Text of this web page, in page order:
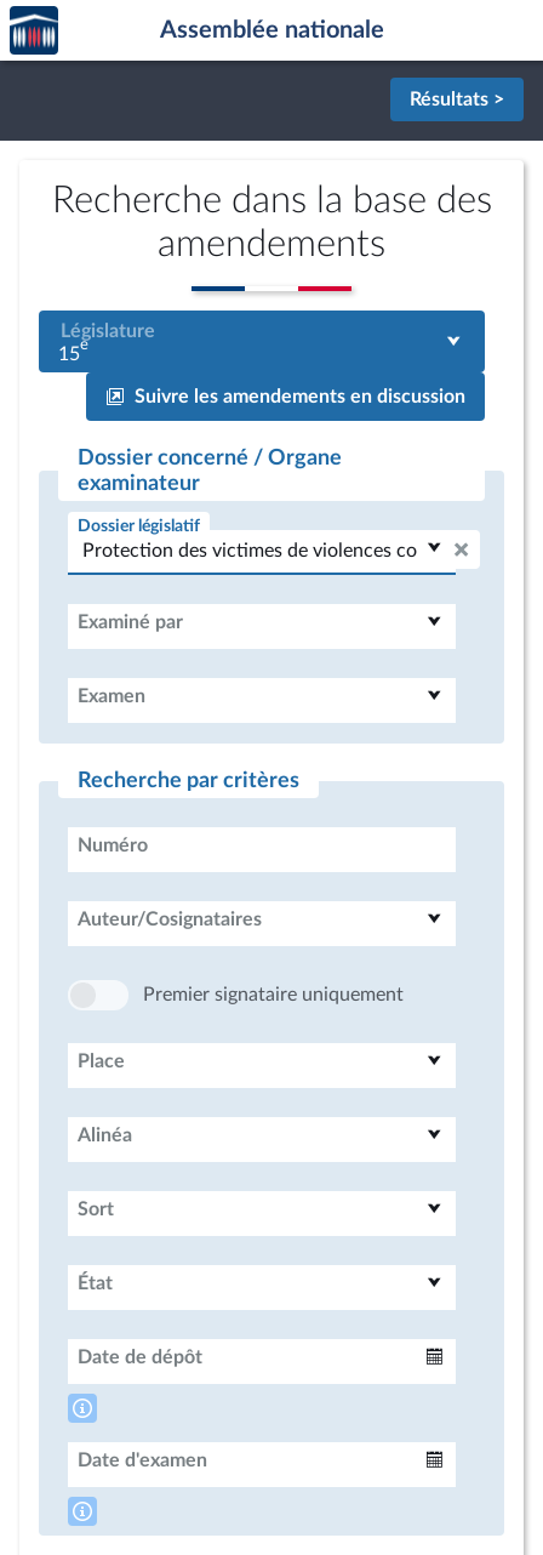
Aller au contenu
Aller en bas de la page
Accèder
à la
page
Assemblée nationale
Résultats >
Recherche dans la base des
amendements
Législature
15e
Suivre les amendements en discussion
Dossier concerné / Organe
examinateur
Dossier législatif
Examiné par
Examen
Recherche par critères
Numéro
Auteur/Cosignataires
Premier signataire uniquement
Place
Alinéa
Sort
État
Date de dépôt
Date d'examen